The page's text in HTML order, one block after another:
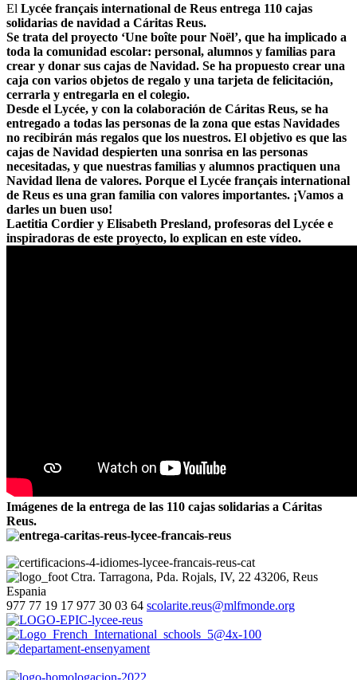
El Lycée français international de Reus entrega 110 cajas
solidarias de navidad a Cáritas Reus.
Se trata del proyecto ‘Une boîte pour Noël’, que ha implicado a
toda la comunidad escolar: personal, alumnos y familias para
crear y donar sus cajas de Navidad. Se ha propuesto crear una
caja con varios objetos de regalo y una tarjeta de felicitación,
cerrarla y entregarla en el colegio.
Desde el Lycée, y con la colaboración de Cáritas Reus, se ha
entregado a todas las personas de la zona que estas Navidades
no recibirán más regalos que los nuestros. El objetivo es que las
cajas de Navidad despierten una sonrisa en las personas
necesitadas, y que nuestras familias y alumnos practiquen una
Navidad llena de valores. Porque el Lycée français international
de Reus es una gran familia con valores importantes. ¡Vamos a
darles un buen uso!
Laetitia Cordier y Elisabeth Presland, profesoras del Lycée e
inspiradoras de este proyecto, lo explican en este vídeo.
Imágenes de la entrega de las 110 cajas solidarias a Cáritas
Reus.
Ctra. Tarragona, Pda. Rojals, IV, 22 43206, Reus
Espania
977 77 19 17 977 30 03 64 scolarite.reus@mlfmonde.org